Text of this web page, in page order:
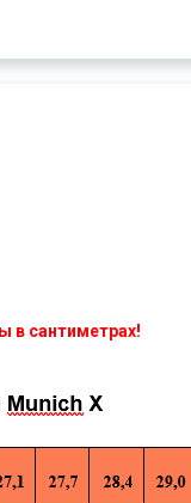
в сантиметрах!